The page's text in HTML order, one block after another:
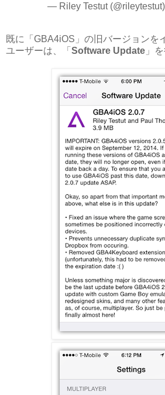
— Riley Testut (@rileytestut)
既に「GBA4iOS」の旧バージョンを
ユーザーは、「 Software Update 」